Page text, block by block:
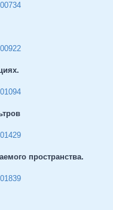
пространства.